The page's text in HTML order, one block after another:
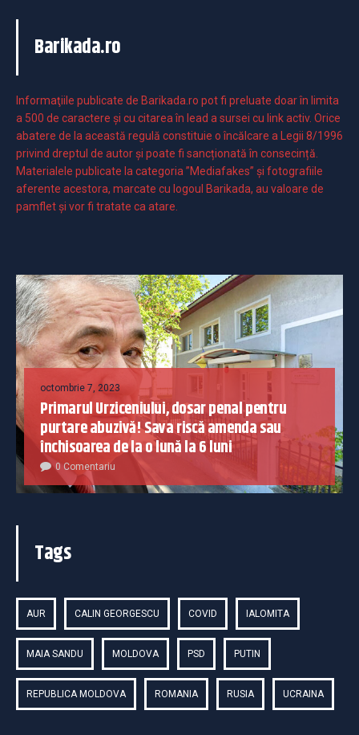
Barikada.ro
Informaţiile publicate de Barikada.ro pot fi preluate doar în limita
a 500 de caractere şi cu citarea în lead a sursei cu link activ. Orice
abatere de la această regulă constituie o încălcare a Legii 8/1996
privind dreptul de autor și poate fi sancționată în consecință.
Materialele publicate la categoria ”Mediafakes” și fotografiile
aferente acestora, marcate cu logoul Barikada, au valoare de
pamflet și vor fi tratate ca atare.
octombrie 7, 2023
Primarul Urziceniului, dosar penal pentru
purtare abuzivă! Sava riscă amenda sau
închisoarea de la o lună la 6 luni
0 Comentariu
Tags
AUR CALIN GEORGESCU COVID IALOMITA
MAIA SANDU MOLDOVA PSD PUTIN
REPUBLICA MOLDOVA ROMANIA RUSIA UCRAINA